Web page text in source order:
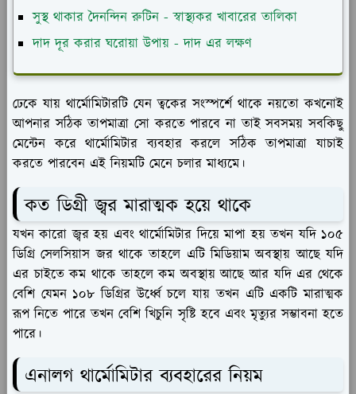
সুস্থ থাকার দৈনন্দিন রুটিন - স্বাস্থ্যকর খাবারের তালিকা
দাদ দূর করার ঘরোয়া উপায় - দাদ এর লক্ষণ
ঢেকে যায় থার্মোমিটারটি যেন ত্বকের সংস্পর্শে থাকে নয়তো কখনোই
আপনার সঠিক তাপমাত্রা সো করতে পারবে না তাই সবসময় সবকিছু
মেন্টেন করে থার্মোমিটার ব্যবহার করলে সঠিক তাপমাত্রা যাচাই
করতে পারবেন এই নিয়মটি মেনে চলার মাধ্যমে।
কত ডিগ্রী জ্বর মারাত্মক হয়ে থাকে
যখন কারো জ্বর হয় এবং থার্মোমিটার দিয়ে মাপা হয় তখন যদি ১০৫
ডিগ্রি সেলসিয়াস জর থাকে তাহলে এটি মিডিয়াম অবস্থায় আছে যদি
এর চাইতে কম থাকে তাহলে কম অবস্থায় আছে আর যদি এর থেকে
বেশি যেমন ১০৮ ডিগ্রির উর্ধ্বে চলে যায় তখন এটি একটি মারাত্মক
রূপ নিতে পারে তখন বেশি খিচুনি সৃষ্টি হবে এবং মৃত্যুর সম্ভাবনা হতে
পারে।
এনালগ থার্মোমিটার ব্যবহারের নিয়ম